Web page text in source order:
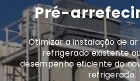
Pré-
Otimizar a instalação de
refrigerado existente
desempenho eficiente do
refrigerado.